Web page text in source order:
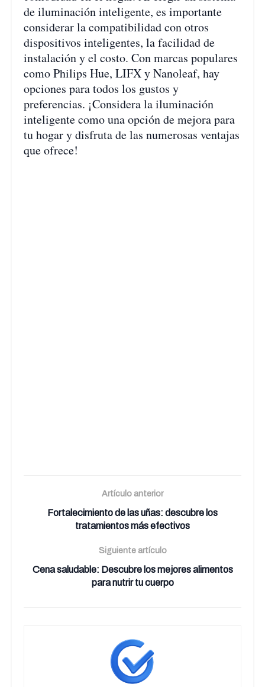
de iluminación inteligente, es importante
considerar la compatibilidad con otros
dispositivos inteligentes, la facilidad de
instalación y el costo. Con marcas populares
como Philips Hue, LIFX y Nanoleaf, hay
opciones para todos los gustos y
preferencias. ¡Considera la iluminación
inteligente como una opción de mejora para
tu hogar y disfruta de las numerosas ventajas
que ofrece!
Artículo anterior
Fortalecimiento de las uñas: descubre los
tratamientos más efectivos
Siguiente artículo
Cena saludable: Descubre los mejores alimentos
para nutrir tu cuerpo